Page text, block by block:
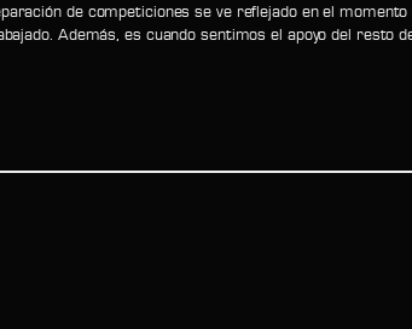
de competiciones se ve reflejado en el
Además, es cuando sentimos el apoyo del resto